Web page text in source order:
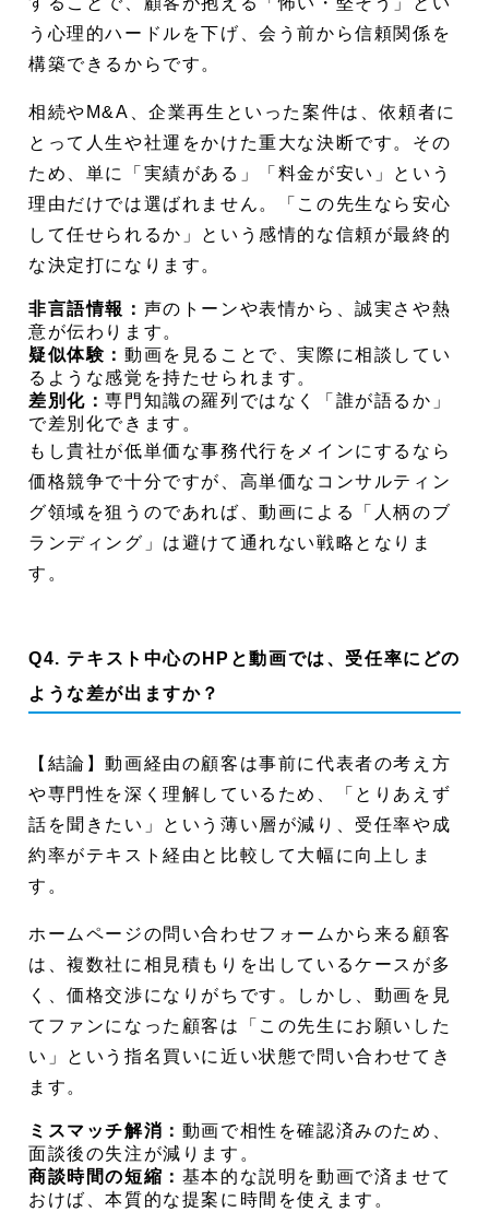
う心理的ハードルを下げ、会う前から信頼関係を
構築できるからです。
相続やM&A、企業再生といった案件は、依頼者に
とって人生や社運をかけた重大な決断です。その
ため、単に「実績がある」「料金が安い」という
理由だけでは選ばれません。「この先生なら安心
して任せられるか」という感情的な信頼が最終的
な決定打になります。
非言語情報： 声のトーンや表情から、誠実さや熱
意が伝わります。
疑似体験： 動画を見ることで、実際に相談してい
るような感覚を持たせられます。
差別化：専門知識の羅列ではなく「誰が語るか」
で差別化できます。
もし貴社が低単価な事務代行をメインにするなら
価格競争で十分ですが、高単価なコンサルティン
グ領域を狙うのであれば、動画による「人柄のブ
ランディング」は避けて通れない戦略となりま
す。
Q4. テキスト中心のHPと動画では、受任率にどの
ような差が出ますか？
【結論】動画経由の顧客は事前に代表者の考え方
や専門性を深く理解しているため、「とりあえず
話を聞きたい」という薄い層が減り、受任率や成
約率がテキスト経由と比較して大幅に向上しま
す。
ホームページの問い合わせフォームから来る顧客
は、複数社に相見積もりを出しているケースが多
く、価格交渉になりがちです。しかし、動画を見
てファンになった顧客は「この先生にお願いした
い」という指名買いに近い状態で問い合わせてき
ます。
ミスマッチ解消： 動画で相性を確認済みのため、
面談後の失注が減ります。
商談時間の短縮： 基本的な説明を動画で済ませて
おけば、本質的な提案に時間を使えます。